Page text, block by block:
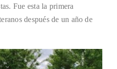
Fue esta la primera
después de un año de